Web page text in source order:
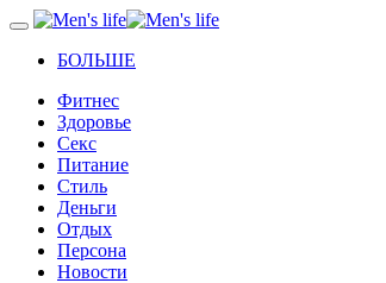
БОЛЬШЕ
Фитнес
Здоровье
Секс
Питание
Стиль
Деньги
Отдых
Персона
Новости